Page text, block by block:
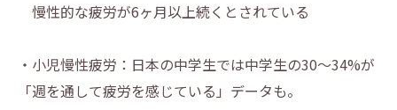
慢性的な疲労が6ヶ月以上続くとされている
・小児慢性疲労：日本の中学生では中学生の30〜34%が
「週を通して疲労を感じている」データも。